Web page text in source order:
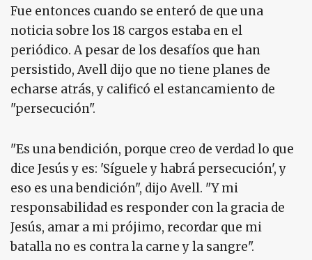
Fue entonces cuando se enteró de que una
noticia sobre los 18 cargos estaba en el
periódico. A pesar de los desafíos que han
persistido, Avell dijo que no tiene planes de
echarse atrás, y calificó el estancamiento de
"persecución".
"Es una bendición, porque creo de verdad lo que
dice Jesús y es: 'Síguele y habrá persecución', y
eso es una bendición", dijo Avell. "Y mi
responsabilidad es responder con la gracia de
Jesús, amar a mi prójimo, recordar que mi
batalla no es contra la carne y la sangre".